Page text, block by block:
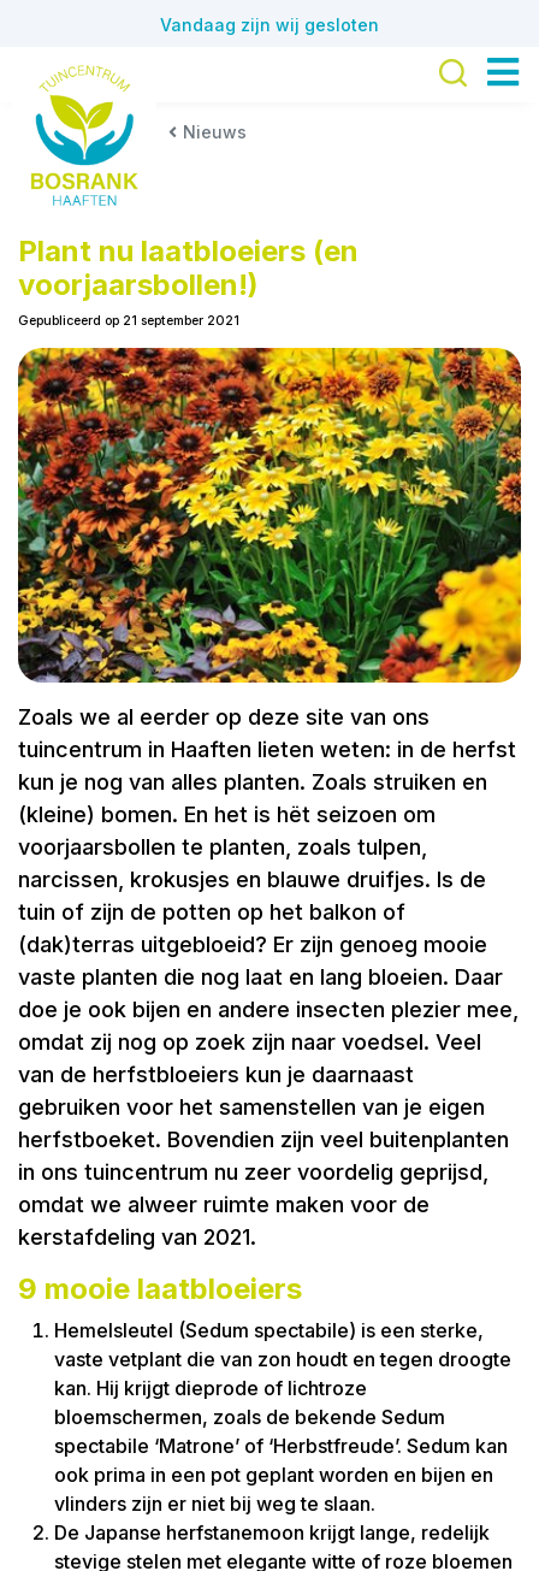
Nieuws
Vandaag zijn wij gesloten
Plant nu laatbloeiers (en
voorjaarsbollen!)
Gepubliceerd op 21 september 2021
Zoals we al eerder op deze site van ons
tuincentrum in Haaften lieten weten: in de herfst
kun je nog van alles planten. Zoals struiken en
(kleine) bomen. En het is hët seizoen om
voorjaarsbollen te planten, zoals tulpen,
narcissen, krokusjes en blauwe druifjes. Is de
tuin of zijn de potten op het balkon of
(dak)terras uitgebloeid? Er zijn genoeg mooie
vaste planten die nog laat en lang bloeien. Daar
doe je ook bijen en andere insecten plezier mee,
omdat zij nog op zoek zijn naar voedsel. Veel
van de herfstbloeiers kun je daarnaast
gebruiken voor het samenstellen van je eigen
herfstboeket. Bovendien zijn veel buitenplanten
in ons tuincentrum nu zeer voordelig geprijsd,
omdat we alweer ruimte maken voor de
kerstafdeling van 2021.
9 mooie laatbloeiers
Hemelsleutel (Sedum spectabile) is een sterke,
vaste vetplant die van zon houdt en tegen droogte
kan. Hij krijgt dieprode of lichtroze
bloemschermen, zoals de bekende Sedum
spectabile ‘Matrone’ of ‘Herbstfreude’. Sedum kan
ook prima in een pot geplant worden en bijen en
vlinders zijn er niet bij weg te slaan.
De Japanse herfstanemoon krijgt lange, redelijk
stevige stelen met elegante witte of roze bloemen